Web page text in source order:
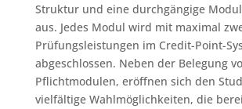
Struktur und eine durchgängige
aus. Jedes Modul wird mit maximal
Prüfungsleistungen im Credit-Point-
abgeschlossen. Neben der Belegung
Pflichtmodulen, eröffnen sich den
vielfältige Wahlmöglichkeiten, die